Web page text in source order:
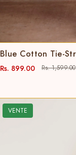
Blue Cotton Tie-
Rs. 899.00 Rs. 1,599.00
VENTE